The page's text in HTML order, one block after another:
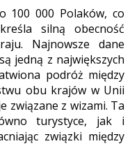
silną obecność
Najnowsze dane
jedną z największych
podróż między
obu krajów w Unii
związane z wizami. Ta
turystyce, jak i
związki między